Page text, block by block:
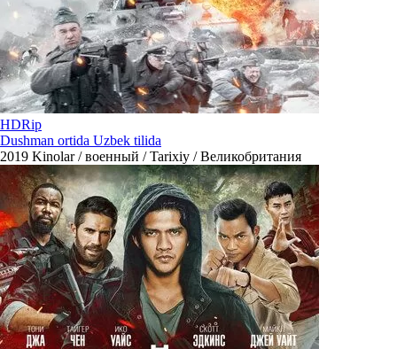
HDRip
Dushman ortida Uzbek tilida
2019 Kinolar / военный / Tarixiy / Великобритания